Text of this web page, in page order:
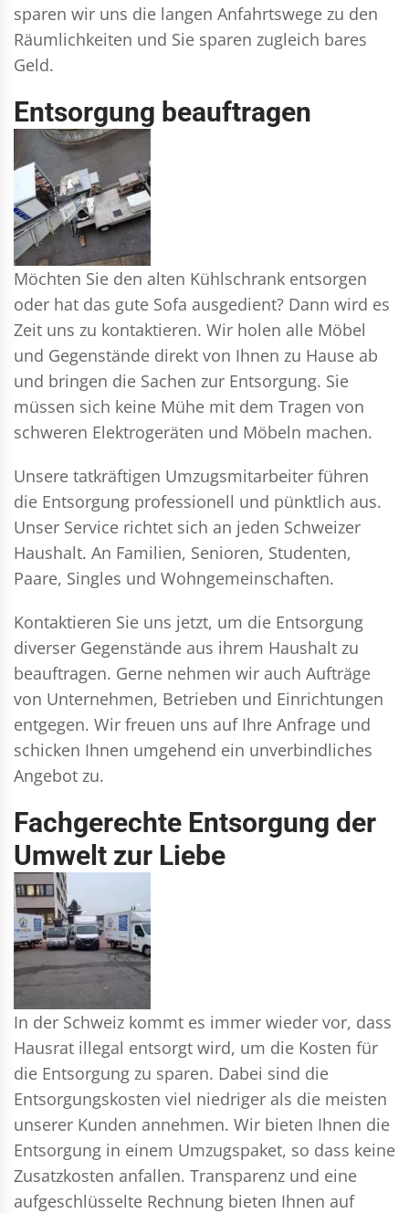
sparen wir uns die langen Anfahrtswege zu den
Räumlichkeiten und Sie sparen zugleich bares
Geld.
Entsorgung beauftragen
Möchten Sie den alten Kühlschrank entsorgen
oder hat das gute Sofa ausgedient? Dann wird es
Zeit uns zu kontaktieren. Wir holen alle Möbel
und Gegenstände direkt von Ihnen zu Hause ab
und bringen die Sachen zur Entsorgung. Sie
müssen sich keine Mühe mit dem Tragen von
schweren Elektrogeräten und Möbeln machen.
Unsere tatkräftigen Umzugsmitarbeiter führen
die Entsorgung professionell und pünktlich aus.
Unser Service richtet sich an jeden Schweizer
Haushalt. An Familien, Senioren, Studenten,
Paare, Singles und Wohngemeinschaften.
Kontaktieren Sie uns jetzt, um die Entsorgung
diverser Gegenstände aus ihrem Haushalt zu
beauftragen. Gerne nehmen wir auch Aufträge
von Unternehmen, Betrieben und Einrichtungen
entgegen. Wir freuen uns auf Ihre Anfrage und
schicken Ihnen umgehend ein unverbindliches
Angebot zu.
Fachgerechte Entsorgung der
Umwelt zur Liebe
In der Schweiz kommt es immer wieder vor, dass
Hausrat illegal entsorgt wird, um die Kosten für
die Entsorgung zu sparen. Dabei sind die
Entsorgungskosten viel niedriger als die meisten
unserer Kunden annehmen. Wir bieten Ihnen die
Entsorgung in einem Umzugspaket, so dass keine
Zusatzkosten anfallen. Transparenz und eine
aufgeschlüsselte Rechnung bieten Ihnen auf